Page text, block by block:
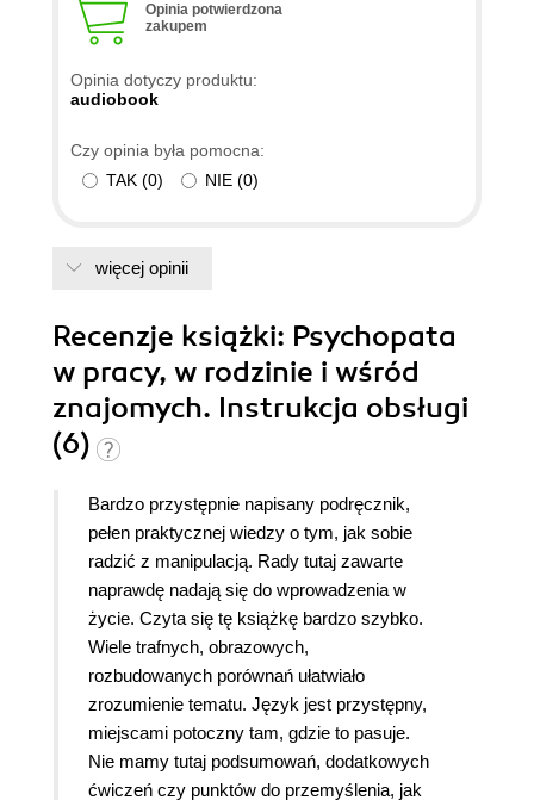
Opinia potwierdzona
zakupem
Opinia dotyczy produktu:
audiobook
Czy opinia była pomocna:
TAK (0) NIE (0)
więcej opinii
Recenzje książki: Psychopata
w pracy, w rodzinie i wśród
znajomych. Instrukcja obsługi
(6)
Bardzo przystępnie napisany podręcznik,
pełen praktycznej wiedzy o tym, jak sobie
radzić z manipulacją. Rady tutaj zawarte
naprawdę nadają się do wprowadzenia w
życie. Czyta się tę książkę bardzo szybko.
Wiele trafnych, obrazowych,
rozbudowanych porównań ułatwiało
zrozumienie tematu. Język jest przystępny,
miejscami potoczny tam, gdzie to pasuje.
Nie mamy tutaj podsumowań, dodatkowych
ćwiczeń czy punktów do przemyślenia, jak